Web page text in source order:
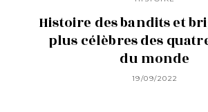
Histoire des bandits et
plus célèbres des
du monde
19/09/2022